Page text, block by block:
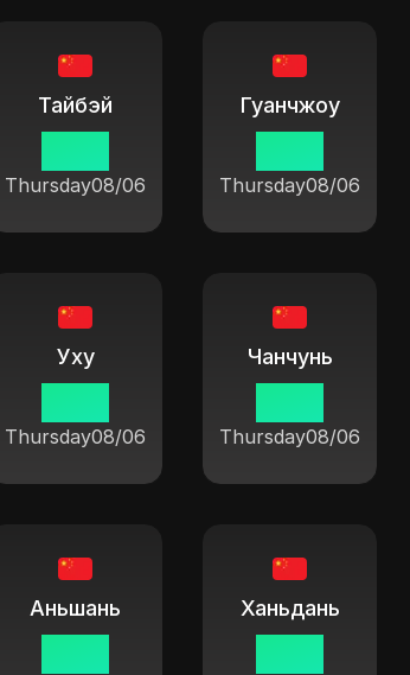
Тайбэй
Thursday08/06
Гуанчжоу
Thursday08/06
Уху
Thursday08/06
Чанчунь
Thursday08/06
Аньшань Ханьдань